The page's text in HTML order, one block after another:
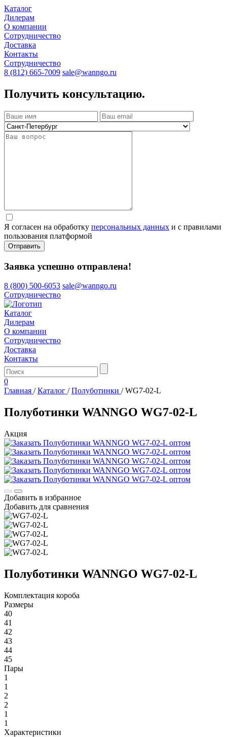
Каталог
Дилерам
О компании
Сотрудничество
Доставка
Контакты
Сотрудничество
8 (812) 665-7009 sale@wanngo.ru
Получить консультацию.
Я согласен на обработку персональных данных и с правилами
пользования платформой
Отправить
Заявка успешно отправлена!
8 (800) 500-6053 sale@wanngo.ru
Сотрудничество
Каталог
Дилерам
О компании
Сотрудничество
Доставка
Контакты
0
Главная / Каталог / Полуботинки / WG7-02-L
Полуботинки WANNGO WG7‑02‑L
Акция
Добавить в избранное
Добавить для сравнения
Полуботинки WANNGO WG7‑02‑L
Комплектация короба
Размеры
40
41
42
43
44
45
Пары
1
1
2
2
1
1
Характеристики